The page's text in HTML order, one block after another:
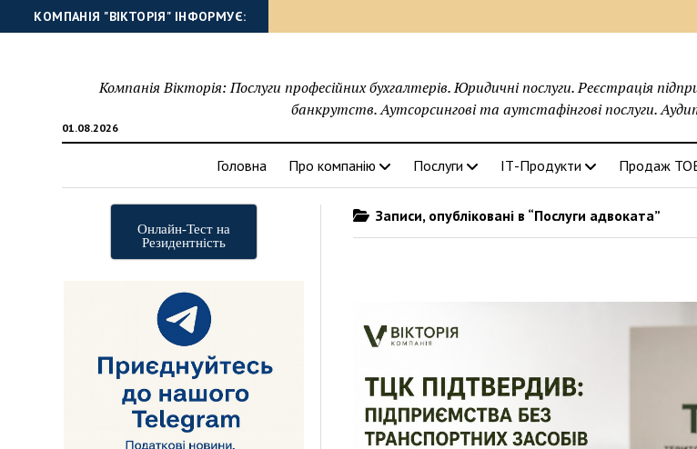
01.08.2026
Компанія Вікторія: Послуги професійних бухгалтерів. Юридичні послуги. Реєстрація
банкрутств. Аутсорсингові та аутстафінгові послуги.
Головна Про компанію Послуги ІТ-Продукти Продаж
Онлайн-Тест на
Резидентність
Записи, опубліковані в “Послуги адвоката”
КОМПАНІЯ "ВІКТОРІЯ" ІНФОРМУЄ: